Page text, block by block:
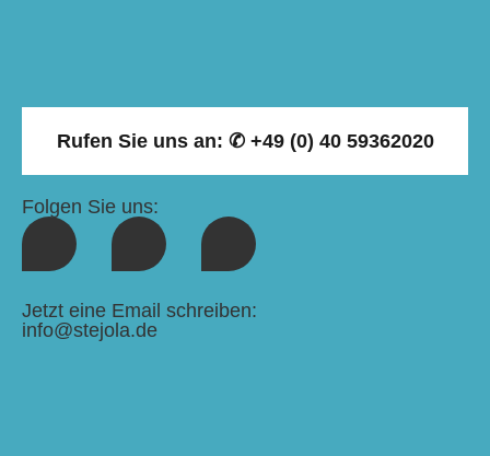
Rufen Sie uns an: ✆ +49 (0) 40 59362020
Folgen Sie uns:
F
a
c
X
-
t
L
i
Jetzt eine Email schreiben:
info@stejola.de